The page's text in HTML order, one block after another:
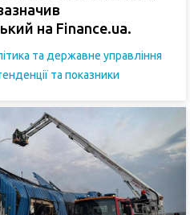
на Finance.ua.
та державне управління
та показники